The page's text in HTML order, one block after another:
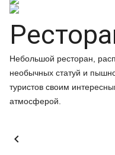
Небольшой ресторан,
необычных статуй и
туристов своим
атмосферой.
